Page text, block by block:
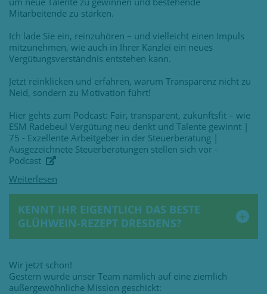
Mitarbeitende zu stärken.
Ich lade Sie ein, reinzuhören – und vielleicht einen Impuls
mitzunehmen, wie auch in Ihrer Kanzlei ein neues
Vergütungsverständnis entstehen kann.
Jetzt reinklicken und erfahren, warum Transparenz nicht zu
Neid, sondern zu Motivation führt!
Hier gehts zum Podcast: Fair, transparent, zukunftsfit – wie
ESM Radebeul Vergütung neu denkt und Talente gewinnt |
75 - Exzellente Arbeitgeber in der Steuerberatung |
Ausgezeichnete Steuerberatungen stellen sich vor -
Podcast
KENNT IHR EIGENTLICH DAS BESTE
GLÜHWEIN-REZEPT DRESDENS?
Wir jetzt schon!
Gestern wurde unser Team nämlich auf eine ziemlich
außergewöhnliche Mission geschickt: